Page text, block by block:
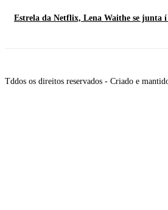
Estrela da Netflix, Lena Waithe se junta í
Tddos os direitos reservados - Criado e